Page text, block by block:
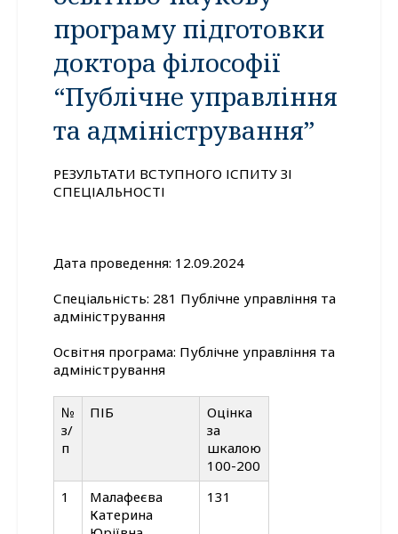
програму підготовки
доктора філософії
“Публічне управління
та адміністрування”
РЕЗУЛЬТАТИ ВСТУПНОГО ІСПИТУ ЗІ
СПЕЦІАЛЬНОСТІ
Дата проведення: 12.09.2024
Спеціальність: 281 Публічне управління та
адміністрування
Освітня програма: Публічне управління та
адміністрування
№
з/
п
ПІБ
Оцінка
за
шкалою
100-200
1
Малафеєва
Катерина
131